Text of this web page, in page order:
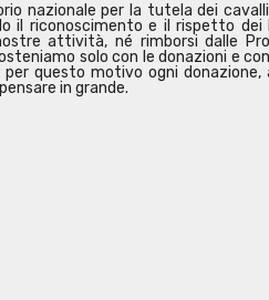
nazionale per la tutela dei
il riconoscimento e il rispetto
attività, né rimborsi dalle
solo con le donazioni e
questo motivo ogni donazione,
in grande.